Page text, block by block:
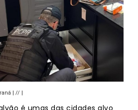
| // |
é umas das cidades alvo